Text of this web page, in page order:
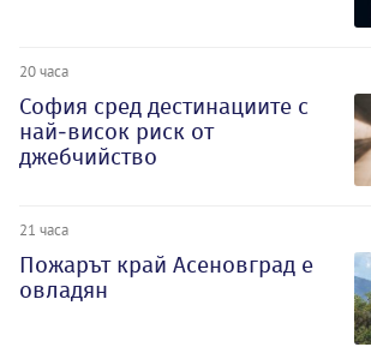
20 часа
София сред дестинациите с
най-висок риск от
джебчийство
21 часа
Пожарът край Асеновград е
овладян